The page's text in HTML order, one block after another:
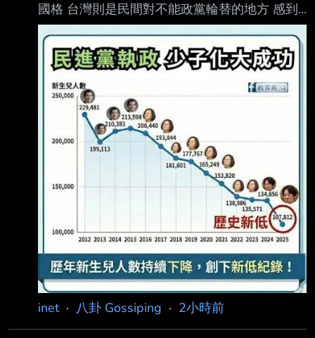
國格 台灣則是民間對不能政黨輪替的地方 感到
不舒服 民間互動上 感覺有時候都會欣賞彼此好
處 看到這些 如果睡覺起來變成習近平 你會怎
做？ --
inet· 八卦 Gossiping · 2小時前